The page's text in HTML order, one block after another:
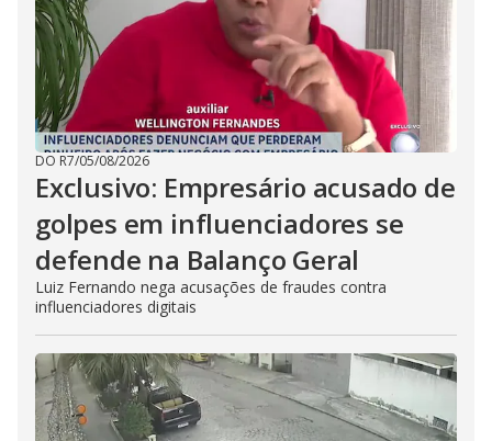
DO R7/05/08/2026
Exclusivo: Empresário acusado de
golpes em influenciadores se
defende na Balanço Geral
Luiz Fernando nega acusações de fraudes contra
influenciadores digitais